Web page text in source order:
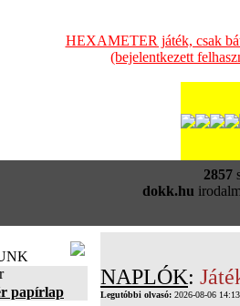
HEXAMETER játék, csak
(bejelentkezett
2857
dokk.hu
papírlap
NAPLÓK:
Legutóbbi olvasó: 2026-08-06